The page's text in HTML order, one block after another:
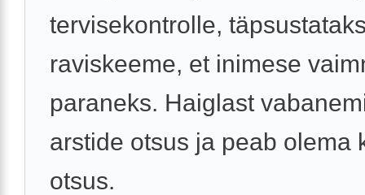
tervisekontrolle,
raviskeeme, et inimese
paraneks. Haiglast
arstide otsus ja peab olema
otsus.